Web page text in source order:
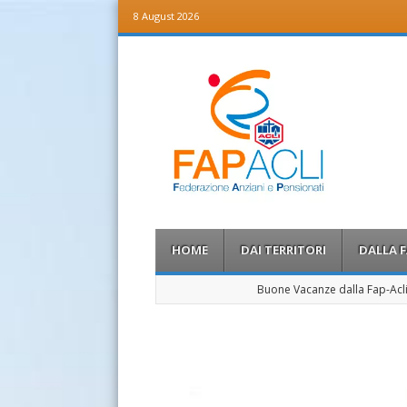
8 August 2026
Fap Acli
Menu
HOME DAI TERRITORI DALLA
Buone Vacanze dalla Fap-Acli